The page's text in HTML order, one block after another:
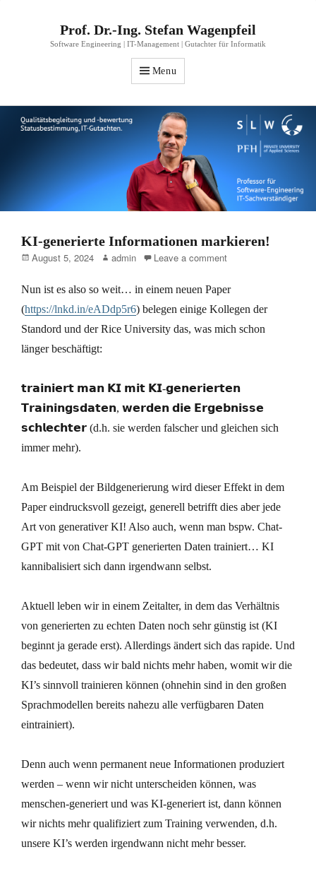
Prof. Dr.-Ing. Stefan Wagenpfeil
Software Engineering | IT-Management | Gutachter für Informatik
Menu
KI-generierte Informationen markieren!
Posted
August 5, 2024 Author
admin Leave a comment
Nun ist es also so weit… in einem neuen Paper
(https://lnkd.in/eADdp5r6) belegen einige Kollegen der
Standord und der Rice University das, was mich schon
länger beschäftigt:
𝘁𝗿𝗮𝗶𝗻𝗶𝗲𝗿𝘁 𝗺𝗮𝗻 𝗞𝗜 𝗺𝗶𝘁 𝗞𝗜-𝗴𝗲𝗻𝗲𝗿𝗶𝗲𝗿𝘁𝗲𝗻
𝗧𝗿𝗮𝗶𝗻𝗶𝗻𝗴𝘀𝗱𝗮𝘁𝗲𝗻, 𝘄𝗲𝗿𝗱𝗲𝗻 𝗱𝗶𝗲 𝗘𝗿𝗴𝗲𝗯𝗻𝗶𝘀𝘀𝗲
𝘀𝗰𝗵𝗹𝗲𝗰𝗵𝘁𝗲𝗿 (d.h. sie werden falscher und gleichen sich
immer mehr).
Am Beispiel der Bildgenerierung wird dieser Effekt in dem
Paper eindrucksvoll gezeigt, generell betrifft dies aber jede
Art von generativer KI! Also auch, wenn man bspw. Chat-
GPT mit von Chat-GPT generierten Daten trainiert… KI
kannibalisiert sich dann irgendwann selbst.
Aktuell leben wir in einem Zeitalter, in dem das Verhältnis
von generierten zu echten Daten noch sehr günstig ist (KI
beginnt ja gerade erst). Allerdings ändert sich das rapide. Und
das bedeutet, dass wir bald nichts mehr haben, womit wir die
KI’s sinnvoll trainieren können (ohnehin sind in den großen
Sprachmodellen bereits nahezu alle verfügbaren Daten
eintrainiert).
Denn auch wenn permanent neue Informationen produziert
werden – wenn wir nicht unterscheiden können, was
menschen-generiert und was KI-generiert ist, dann können
wir nichts mehr qualifiziert zum Training verwenden, d.h.
unsere KI’s werden irgendwann nicht mehr besser.